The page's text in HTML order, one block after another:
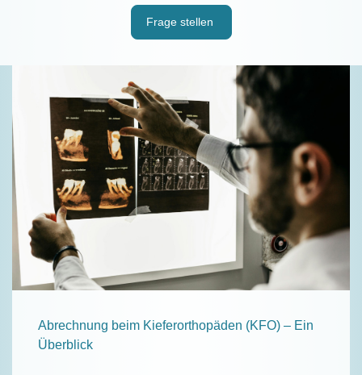
Frage stellen
Abrechnung beim Kieferorthopäden (KFO) – Ein
Überblick